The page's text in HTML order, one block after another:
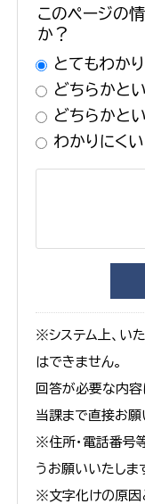
このページの
か？
とてもわか
どちらかと
どちらかと
わかりにくい
※システム上、い
はできません。
回答が必要な内
当課まで直接お願
※住所・電話番号
うお願いいたしま
※文字化けの原因